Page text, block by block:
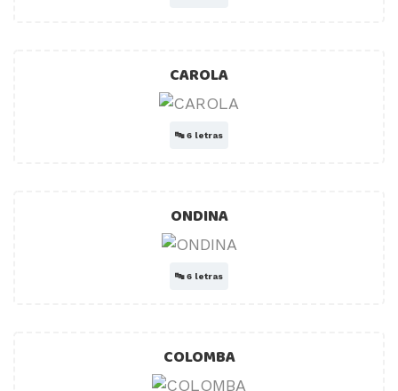
CAROLA
🔤6 letras
ONDINA
🔤6 letras
COLOMBA